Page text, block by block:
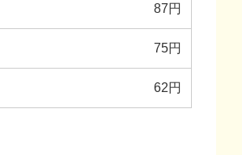
87円
75円
62円